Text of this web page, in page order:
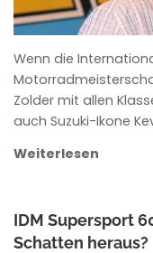
Wenn die
Zolder mit allen
auch Suzuki-Ikone
Weiterlesen
IDM Supersport
Schatten heraus?